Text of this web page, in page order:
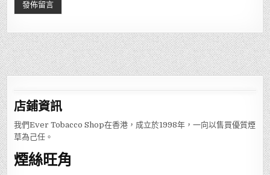
店鋪資訊
我們Ever Tobacco Shop在香港，成立於1998年，一向以售買優質煙
草為己任。
煙絲旺角